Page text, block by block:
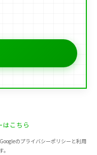
はこちら
のプライバシーポリシーと利用